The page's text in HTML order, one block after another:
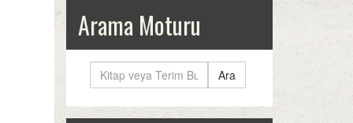
Arama Moturu
Ara